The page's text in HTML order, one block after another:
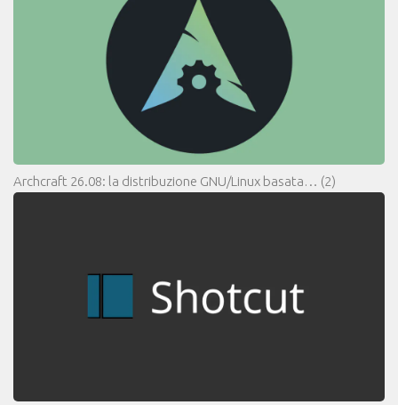
Archcraft 26.08: la distribuzione GNU/Linux basata… (2)